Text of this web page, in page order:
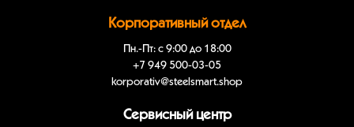
Корпоративный отдел
Пн.-Пт: с 9:00 до 18:00
+7 949 500-03-05
korporativ@steelsmart.shop
Сервисный центр